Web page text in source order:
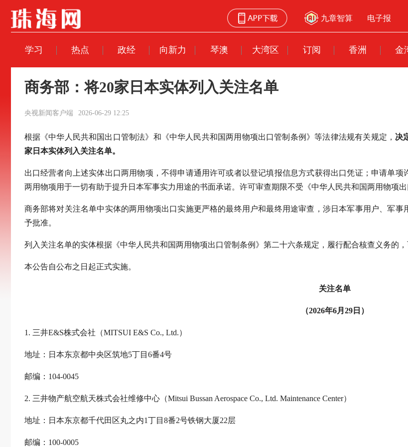
九章智算 电子报
学习 热点 政经 向新力 琴澳 大湾区 订阅 香洲 金
商务部：将20家日本实体列入关注名单
央视新闻客户端 2026-06-29 12:25
根据《中华人民共和国出口管制法》和《中华人民共和国两用物项出口管制条例》等法律法规有关规定， 决
家日本实体列入关注名单。
出口经营者向上述实体出口两用物项，不得申请通用许可或者以登记填报信息方式获得出口凭证；申请单
两用物项用于一切有助于提升日本军事实力用途的书面承诺。许可审查期限不受《中华人民共和国两用物项
商务部将对关注名单中实体的两用物项出口实施更严格的最终用户和最终用途审查，涉日本军事用户、军
予批准。
列入关注名单的实体根据《中华人民共和国两用物项出口管制条例》第二十六条规定，履行配合核查义务的
本公告自公布之日起正式实施。
关注名单
（2026年6月29日）
1. 三井E&S株式会社（MITSUI E&S Co., Ltd.）
地址：日本东京都中央区筑地5丁目6番4号
邮编：104-0045
2. 三井物产航空航天株式会社维修中心（Mitsui Bussan Aerospace Co., Ltd. Maintenance Center）
地址：日本东京都千代田区丸之内1丁目8番2号铁钢大厦22层
邮编：100-0005